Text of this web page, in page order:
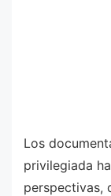
Los
privilegiada
perspectivas,